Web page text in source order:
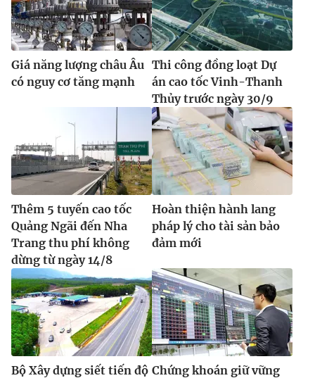
Giá năng lượng châu Âu
có nguy cơ tăng mạnh
Thi công đồng loạt Dự
án cao tốc Vinh-Thanh
Thủy trước ngày 30/9
Thêm 5 tuyến cao tốc
Quảng Ngãi đến Nha
Trang thu phí không
dừng từ ngày 14/8
Hoàn thiện hành lang
pháp lý cho tài sản bảo
đảm mới
Bộ Xây dựng siết tiến độ Chứng khoán giữ vững